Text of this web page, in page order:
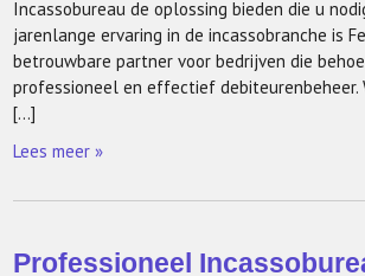
Incassobureau de oplossing bieden die u
jarenlange ervaring in de incassobranche is
betrouwbare partner voor bedrijven die
professioneel en effectief debiteurenbeheer.
[…]
Lees meer »
Professioneel